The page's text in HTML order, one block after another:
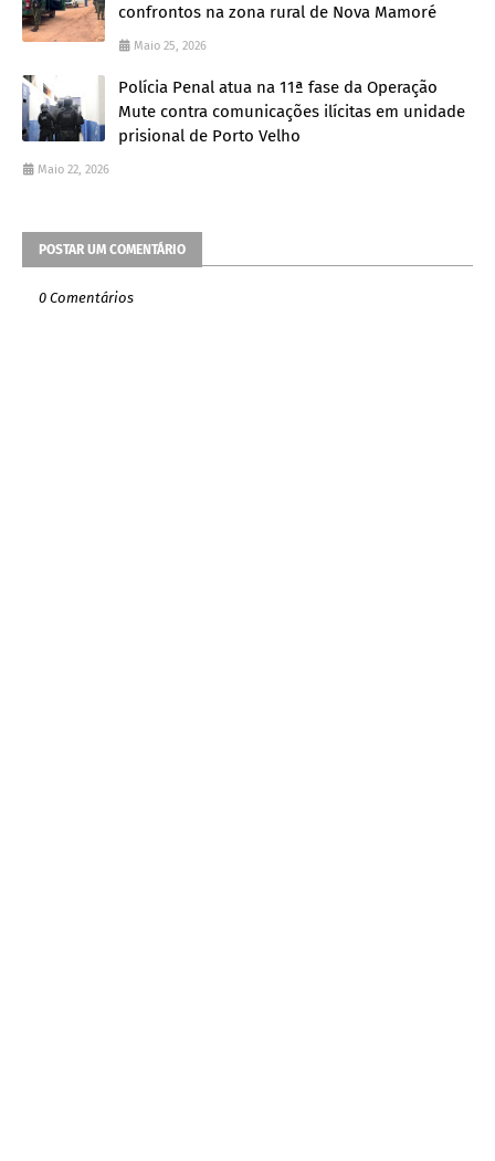
confrontos na zona rural de Nova Mamoré
Maio 25, 2026
Polícia Penal atua na 11ª fase da Operação
Mute contra comunicações ilícitas em unidade
prisional de Porto Velho
Maio 22, 2026
POSTAR UM COMENTÁRIO
0 Comentários